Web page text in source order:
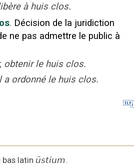
à huis clos.
. Décision de la juridiction
ne pas admettre le public à
obtenir le huis clos.
a ordonné le huis clos.
bas latin ūstium.